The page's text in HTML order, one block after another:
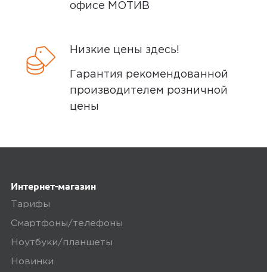
включен комплект подключения SIM-
карты. Если сумма заказа менее 3000
рублей, то стоимость доставки 300
осмотр не более 15 минут.
В нашем интернет-магазине весь товар
проходит предпродажную проверку. Мы
осматриваем технику на внешние
дефекты, проверяем комплектацию,
офисе МОТИВ
Низкие цены здесь!
Гарантия рекомендованной
производителем розничной
цены
Интернет-магазин
Тарифы
Смартфоны/телефоны
Ноутбуки/планшеты
Новинки